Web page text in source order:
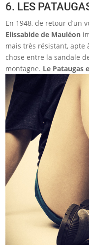
6. LES
En 1948, de retour d’un
Elissabide de Mauléon
mais très résistant,
chose entre la sandale
montagne. Le Pataugas